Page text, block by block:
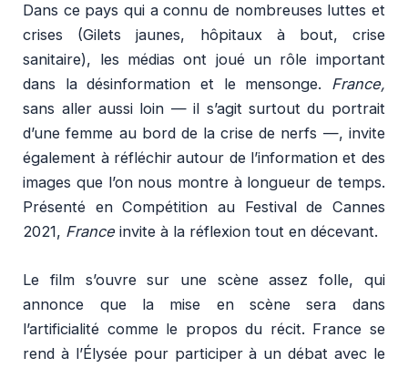
Dans ce pays qui a connu de nombreuses luttes et
crises (Gilets jaunes, hôpitaux à bout, crise
sanitaire), les médias ont joué un rôle important
dans la désinformation et le mensonge. France,
sans aller aussi loin — il s’agit surtout du portrait
d’une femme au bord de la crise de nerfs —, invite
également à réfléchir autour de l’information et des
images que l’on nous montre à longueur de temps.
Présenté en Compétition au Festival de Cannes
2021, France invite à la réflexion tout en décevant.
Le film s’ouvre sur une scène assez folle, qui
annonce que la mise en scène sera dans
l’artificialité comme le propos du récit. France se
rend à l’Élysée pour participer à un débat avec le